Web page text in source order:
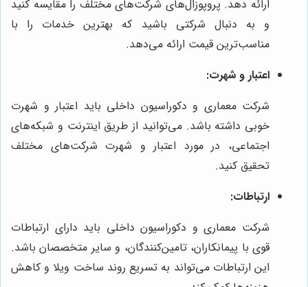
ارائه دهد. پروپوزال‌های شرکت‌های مختلف را مقایسه کنید
و به دنبال شرکتی باشید که بهترین خدمات را با
مناسب‌ترین قیمت ارائه می‌دهد.
اعتبار و شهرت:
شرکت معماری و دکوراسیون داخلی باید اعتبار و شهرت
خوبی داشته باشد. می‌توانید از طریق اینترنت و شبکه‌های
اجتماعی، در مورد اعتبار و شهرت شرکت‌های مختلف
تحقیق کنید.
ارتباطات:
شرکت معماری و دکوراسیون داخلی باید دارای ارتباطات
قوی با پیمانکاران، تامین‌کنندگان، و سایر متخصصان باشد.
این ارتباطات می‌تواند به تسریع روند ساخت ویلا و کاهش